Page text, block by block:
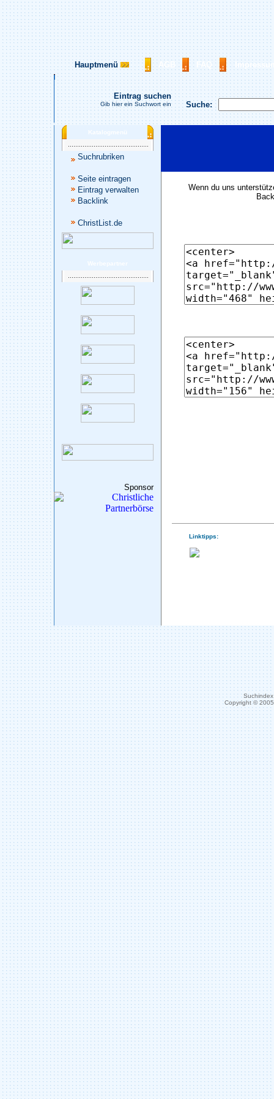
Hauptmenü AGB FAQ
Suche:
Eintrag suchen
Gib hier ein Suchwort ein
Katalogmenü
Suchrubriken
Seite eintragen
Eintrag verwalten
Backlink
ChristList.de
Werbepartner
Sponsor
Wenn du uns
Linktipps:
Copyright ©